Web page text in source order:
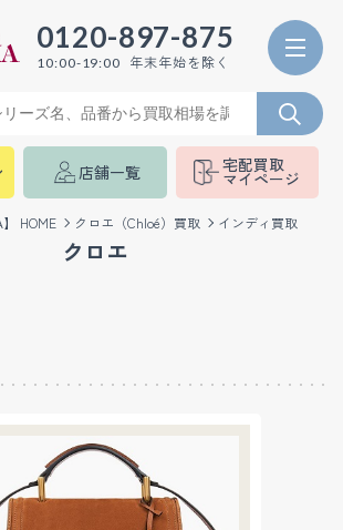
0120-897-875
10:00-19:00 年末年始を除く
店舗一覧 宅配買取
マイページ
HOME クロエ（Chloé）買取 インディ買取
クロエ